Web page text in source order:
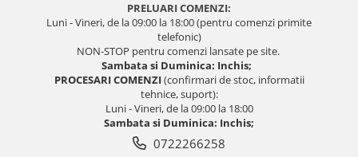
PRELUARI COMENZI:
Luni - Vineri, de la 09:00 la 18:00 (pentru comenzi primite
telefonic)
NON-STOP pentru comenzi lansate pe site.
Sambata si Duminica: Inchis;
PROCESARI COMENZI(confirmari de stoc, informatii
tehnice, suport):
Luni - Vineri, de la 09:00 la 18:00
Sambata si Duminica: Inchis;
0722266258